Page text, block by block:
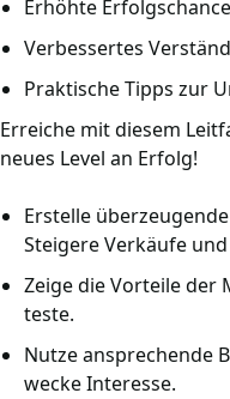
Erhöhte
Verbessertes
Praktische Tipps zur
Erreiche mit diesem
neues Level an Erfolg!
Erstelle
Steigere Verkäufe
Zeige die Vorteile der
teste.
Nutze ansprechende
wecke Interesse.